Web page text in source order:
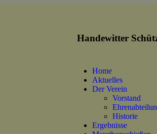
Handewitter
Home
Aktuelles
Der Verein
Vorstand
Historie
Ergebnisse